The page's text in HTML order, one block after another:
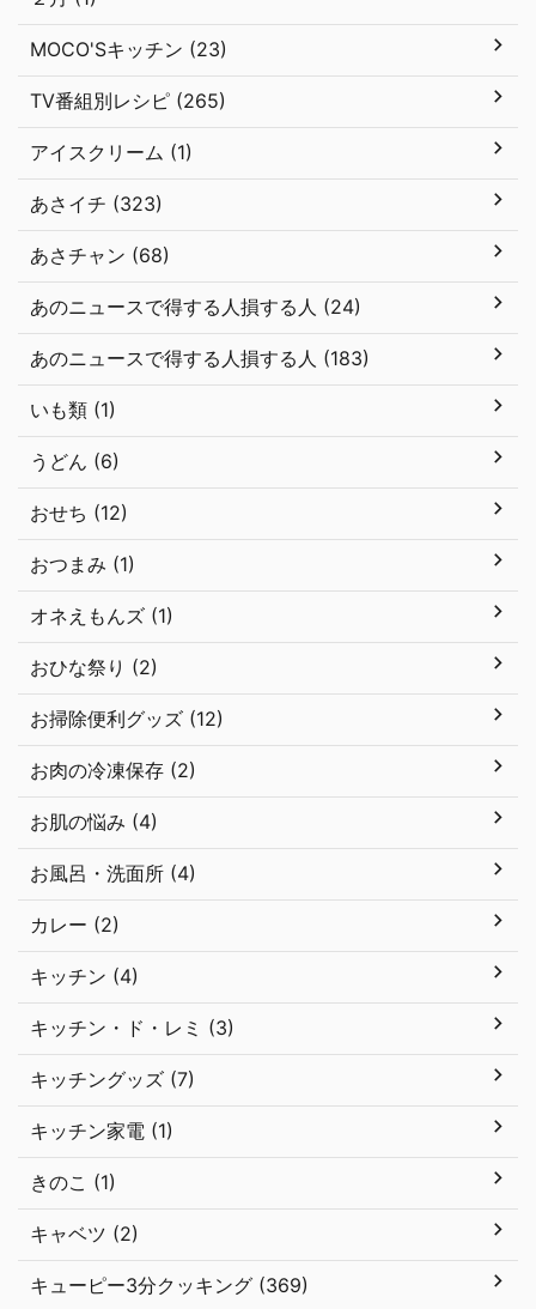
MOCO'Sキッチン (23)
TV番組別レシピ (265)
アイスクリーム (1)
あさイチ (323)
あさチャン (68)
あのニュースで得する人損する人 (24)
あのニュースで得する人損する人 (183)
いも類 (1)
うどん (6)
おせち (12)
おつまみ (1)
オネえもんズ (1)
おひな祭り (2)
お掃除便利グッズ (12)
お肉の冷凍保存 (2)
お肌の悩み (4)
お風呂・洗面所 (4)
カレー (2)
キッチン (4)
キッチン・ド・レミ (3)
キッチングッズ (7)
キッチン家電 (1)
きのこ (1)
キャベツ (2)
キューピー3分クッキング (369)